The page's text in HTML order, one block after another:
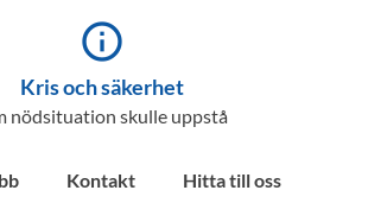
info_outline
Kris och säkerhet
nödsituation skulle uppstå
Kontakt
Hitta till oss